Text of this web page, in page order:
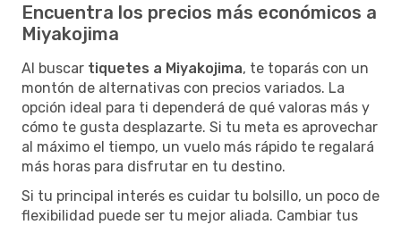
Encuentra los precios más económicos a
Miyakojima
Al buscar tiquetes a Miyakojima, te toparás con un
montón de alternativas con precios variados. La
opción ideal para ti dependerá de qué valoras más y
cómo te gusta desplazarte. Si tu meta es aprovechar
al máximo el tiempo, un vuelo más rápido te regalará
más horas para disfrutar en tu destino.
Si tu principal interés es cuidar tu bolsillo, un poco de
flexibilidad puede ser tu mejor aliada. Cambiar tus